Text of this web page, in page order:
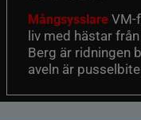
Mångsysslare VM-
liv med hästar
Berg är ridningen
aveln är